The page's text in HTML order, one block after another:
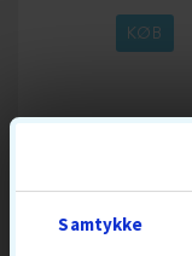
Samtykke
KØB